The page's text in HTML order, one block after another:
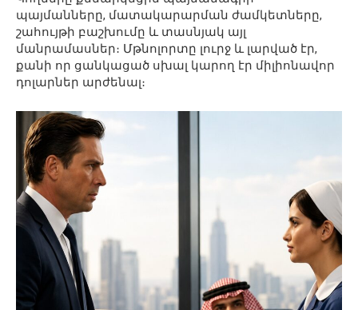
պայմանները, մատակարարման ժամկետները,
շահույթի բաշխումը և տասնյակ այլ
մանրամասներ։ Մթնոլորտը լուրջ և լարված էր,
քանի որ ցանկացած սխալ կարող էր միլիոնավոր
դոլարներ արժենալ։